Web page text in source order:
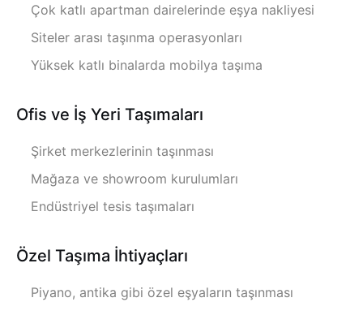
Çok katlı apartman dairelerinde eşya nakliyesi
Siteler arası taşınma operasyonları
Yüksek katlı binalarda mobilya taşıma
Ofis ve İş Yeri Taşımaları
Şirket merkezlerinin taşınması
Mağaza ve showroom kurulumları
Endüstriyel tesis taşımaları
Özel Taşıma İhtiyaçları
Piyano, antika gibi özel eşyaların taşınması